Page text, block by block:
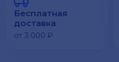
Бесплатная
доставка
от 3 000 ₽